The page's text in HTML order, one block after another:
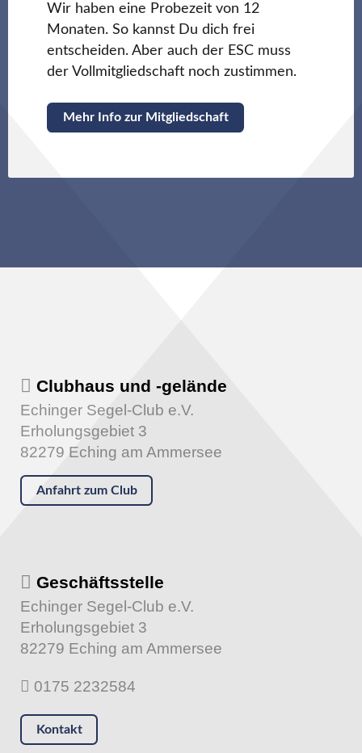
Wir haben eine Probezeit von 12
Monaten. So kannst Du dich frei
entscheiden. Aber auch der ESC muss
der Vollmitgliedschaft noch zustimmen.
Mehr Info zur Mitgliedschaft
Clubhaus und -gelände
Echinger Segel-Club e.V.
Erholungsgebiet 3
82279 Eching am Ammersee
Anfahrt zum Club
Geschäftsstelle
Echinger Segel-Club e.V.
Erholungsgebiet 3
82279 Eching am Ammersee
0175 2232584
Kontakt